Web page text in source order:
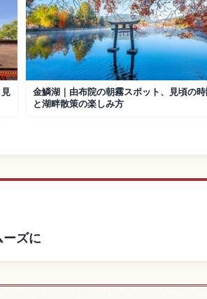
金鱗湖｜由布院の朝霧スポット、見頃の
と湖畔散策の楽しみ方
ズに